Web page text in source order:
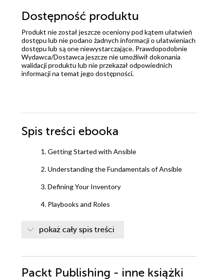
Dostępność produktu
Produkt nie został jeszcze oceniony pod kątem ułatwień
dostępu lub nie podano żadnych informacji o ułatwieniach
dostępu lub są one niewystarczające. Prawdopodobnie
Wydawca/Dostawca jeszcze nie umożliwił dokonania
walidacji produktu lub nie przekazał odpowiednich
informacji na temat jego dostępności.
Spis treści ebooka
1. Getting Started with Ansible
2. Understanding the Fundamentals of Ansible
3. Defining Your Inventory
4. Playbooks and Roles
7. Creating and Consuming Plugins
8. Coding Best Practices
pokaż cały spis treści
Packt Publishing - inne książki